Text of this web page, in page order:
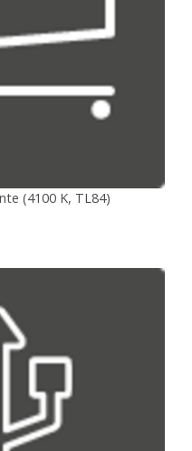
(4100 K, TL84)